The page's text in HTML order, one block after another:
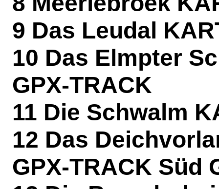
9 Das Leudal
10 Das Elmpter
GPX-TRACK
11 Die Schwalm
12 Das
GPX-TRACK Süd